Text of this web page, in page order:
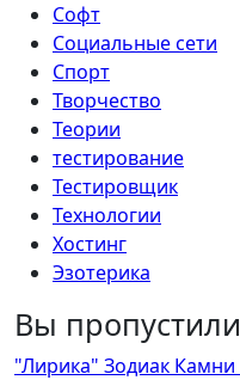
Софт
Социальные сети
Спорт
Творчество
Теории
тестирование
Тестировщик
Технологии
Хостинг
Эзотерика
Вы пропустили
"Лирика" Зодиак Камни